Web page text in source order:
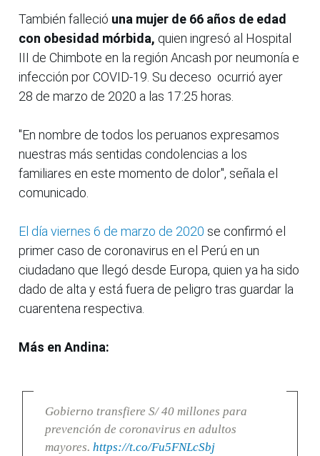
También falleció una mujer de 66 años de edad
con obesidad mórbida, quien ingresó al Hospital
III de Chimbote en la región Ancash por neumonía e
infección por COVID-19. Su deceso ocurrió ayer
28 de marzo de 2020 a las 17:25 horas.
"En nombre de todos los peruanos expresamos
nuestras más sentidas condolencias a los
familiares en este momento de dolor", señala el
comunicado.
El día viernes 6 de marzo de 2020 se confirmó el
primer caso de coronavirus en el Perú en un
ciudadano que llegó desde Europa, quien ya ha sido
dado de alta y está fuera de peligro tras guardar la
cuarentena respectiva.
Más en Andina:
Gobierno transfiere S/ 40 millones para
prevención de coronavirus en adultos
mayores. https://t.co/Fu5FNLcSbj